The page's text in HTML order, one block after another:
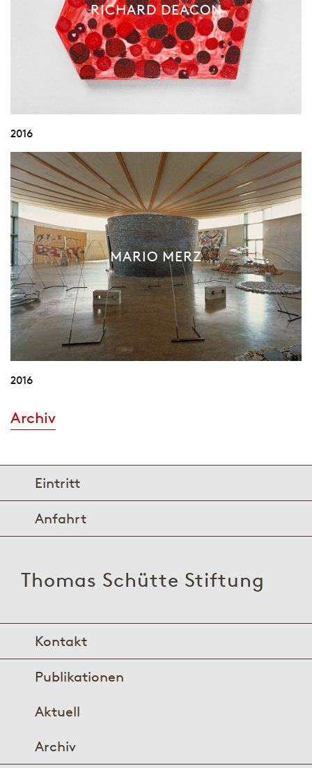
RICHARD DEACON
2016
MARIO MERZ
2016
Archiv
Eintritt
Anfahrt
Thomas Schütte Stiftung
Kontakt
Publikationen
Aktuell
Archiv